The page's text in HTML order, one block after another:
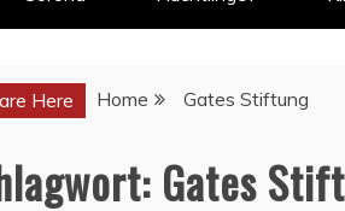
Here Home Gates Stiftung
Gates